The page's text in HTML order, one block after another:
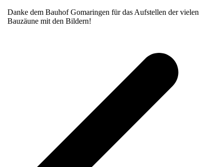
Danke dem Bauhof Gomaringen für das Aufstellen der vielen
Bauzäune mit den Bildern!